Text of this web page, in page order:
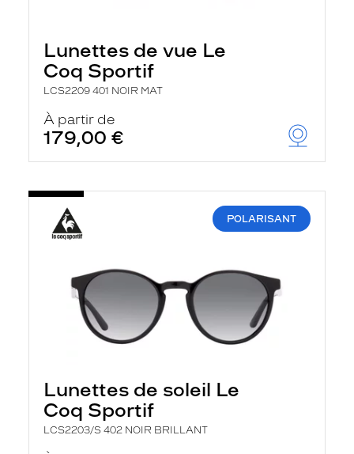
Lunettes de vue Le
Coq Sportif
LCS2209 401 NOIR MAT
À partir de
179,00 €
POLARISANT
Lunettes de soleil Le
Coq Sportif
LCS2203/S 402 NOIR BRILLANT